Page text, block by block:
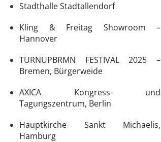
Stadthalle Stadtallendorf
Kling & Freitag Showroom –
Hannover
TURNUPBRMN FESTIVAL 2025 –
Bremen, Bürgerweide
AXICA Kongress- und
Tagungszentrum, Berlin
Hauptkirche Sankt Michaelis,
Hamburg